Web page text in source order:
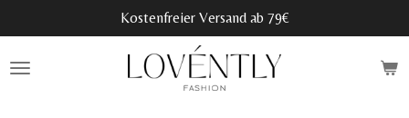
Hauptinhalt
springen
Kostenfreier Versand ab 79€